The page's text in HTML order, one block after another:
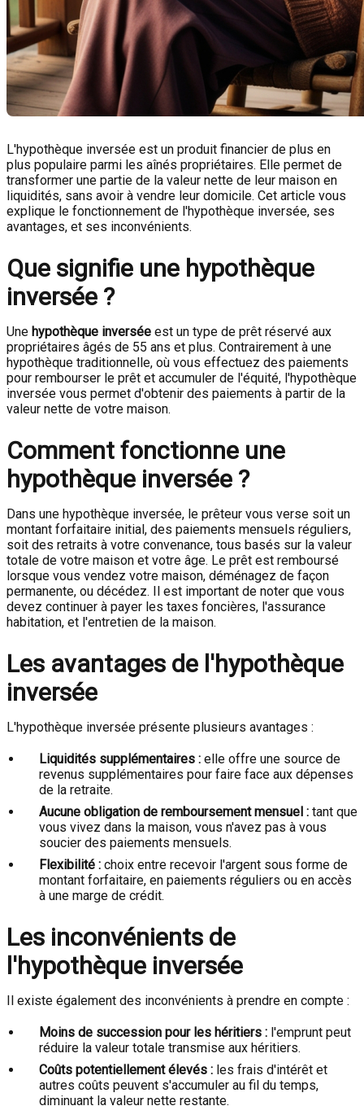
L'hypothèque inversée est un produit financier de plus en
plus populaire parmi les aînés propriétaires. Elle permet de
transformer une partie de la valeur nette de leur maison en
liquidités, sans avoir à vendre leur domicile. Cet article vous
explique le fonctionnement de l'hypothèque inversée, ses
avantages, et ses inconvénients.
Que signifie une hypothèque
inversée ?
Une hypothèque inversée est un type de prêt réservé aux
propriétaires âgés de 55 ans et plus. Contrairement à une
hypothèque traditionnelle, où vous effectuez des paiements
pour rembourser le prêt et accumuler de l'équité, l'hypothèque
inversée vous permet d'obtenir des paiements à partir de la
valeur nette de votre maison.
Comment fonctionne une
hypothèque inversée ?
Dans une hypothèque inversée, le prêteur vous verse soit un
montant forfaitaire initial, des paiements mensuels réguliers,
soit des retraits à votre convenance, tous basés sur la valeur
totale de votre maison et votre âge. Le prêt est remboursé
lorsque vous vendez votre maison, déménagez de façon
permanente, ou décédez. Il est important de noter que vous
devez continuer à payer les taxes foncières, l'assurance
habitation, et l'entretien de la maison.
Les avantages de l'hypothèque
inversée
L'hypothèque inversée présente plusieurs avantages :
Liquidités supplémentaires : elle offre une source de
revenus supplémentaires pour faire face aux dépenses
de la retraite.
Aucune obligation de remboursement mensuel : tant que
vous vivez dans la maison, vous n'avez pas à vous
soucier des paiements mensuels.
Flexibilité : choix entre recevoir l'argent sous forme de
montant forfaitaire, en paiements réguliers ou en accès
à une marge de crédit.
Les inconvénients de
l'hypothèque inversée
Il existe également des inconvénients à prendre en compte :
Moins de succession pour les héritiers : l'emprunt peut
réduire la valeur totale transmise aux héritiers.
Coûts potentiellement élevés : les frais d'intérêt et
autres coûts peuvent s'accumuler au fil du temps,
diminuant la valeur nette restante.